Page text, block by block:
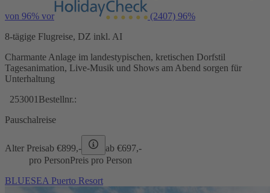
von 96% vor (2407) 96%
8-tägige Flugreise, DZ inkl. AI
Charmante Anlage im landestypischen, kretischen Dorfstil
Tagesanimation, Live-Musik und Shows am Abend sorgen für
Unterhaltung
253001 Bestellnr.:
Pauschalreise
Alter Preisab €899,- ab €697,-
pro PersonPreis pro Person
BLUESEA Puerto Resort